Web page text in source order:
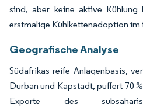
sind, aber keine aktive
erstmalige Kühlkettenadoption im
Geografische Analyse
Südafrikas reife Anlagenbasis,
Durban und Kapstadt, puffert 70
Exporte des